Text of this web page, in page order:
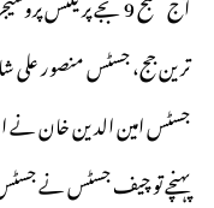
ترین جج، جسٹس منصور
جسٹس امین الدین خان نے
پہنچے تو چیف جسٹس نے جسٹس